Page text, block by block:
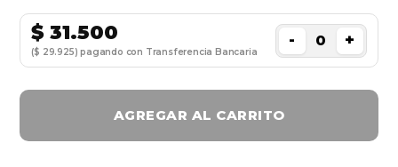
$31.500
($ 29.925) pagando con Transferencia Bancaria
- +
AGREGAR AL CARRITO